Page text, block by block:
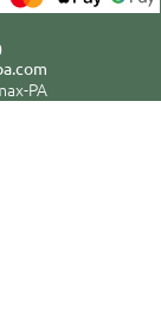
.com
PA